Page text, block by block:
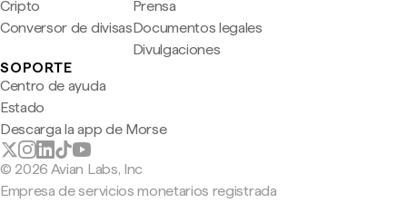
Cripto
Conversor de divisas
Prensa
Documentos legales
Divulgaciones
SOPORTE
Centro de ayuda
Estado
Descarga la app de Morse
© 2026 Avian Labs, Inc
Empresa de servicios monetarios registrada